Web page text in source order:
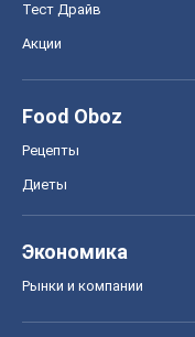
Тест Драйв
Акции
Food Oboz
Рецепты
Диеты
Экономика
Рынки и компании